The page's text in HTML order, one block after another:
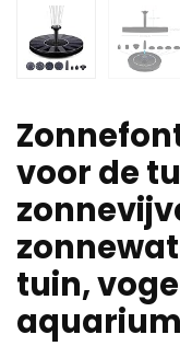
voor de
tuin,